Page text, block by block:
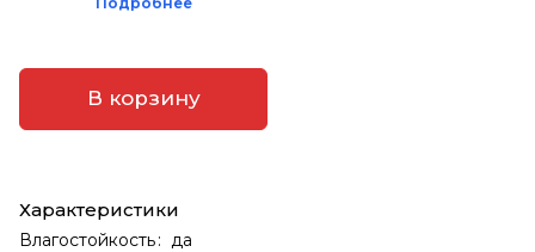
В корзину
Характеристики
Влагостойкость:
да